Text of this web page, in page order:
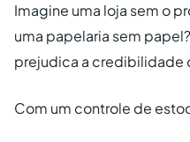
Imagine uma loja sem o
uma papelaria sem
prejudica a credibilidade
Com um controle de